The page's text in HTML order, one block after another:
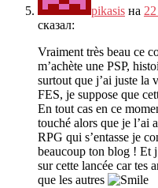
pikasis на
сказал:
Vraiment très beau ce
m’achète une PSP,
surtout que j’ai juste la
FES, je suppose que
En tout cas en ce
touché alors que je l’ai
RPG qui s’entasse je
beaucoup ton blog ! Et
sur cette lancée car tes
que les autres